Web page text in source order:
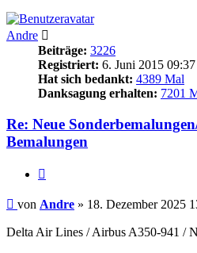
Andre
Beiträge: 3226
Registriert: 6. Juni 2015 09:37
Hat sich bedankt: 4389 Mal
Danksagung erhalten: 7201
Re: Neue
Bemalungen
Beitrag
von Andre » 18. Dezember 2025
Delta Air Lines / Airbus A350-941 /